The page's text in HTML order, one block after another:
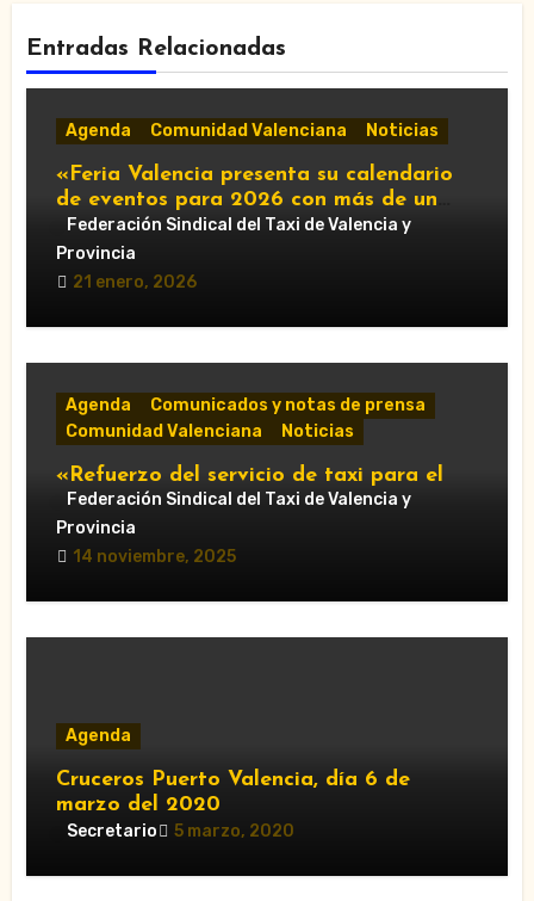
Entradas Relacionadas
Agenda Comunidad Valenciana Noticias
«Feria Valencia presenta su calendario
de eventos para 2026 con más de un
centenar de citas»
Federación Sindical del Taxi de Valencia y
Provincia
21 enero, 2026
Agenda
Comunicados y notas de prensa
Comunidad Valenciana
Noticias
«Refuerzo del servicio de taxi para el
Gran Premio de Cheste 2025: horarios y
accesos obligatorios»
Federación Sindical del Taxi de Valencia y
Provincia
14 noviembre, 2025
Agenda
Cruceros Puerto Valencia, día 6 de
marzo del 2020
Secretario 5 marzo, 2020